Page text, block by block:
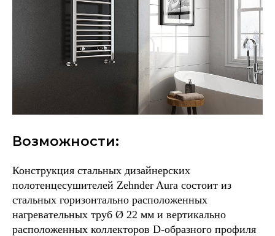
Возможности:
Конструкция стальных дизайнерских
полотенцесушителей Zehnder Aura состоит из
стальных горизонтально расположенных
нагревательных труб Ø 22 мм и вертикально
расположенных коллекторов D-образного профиля